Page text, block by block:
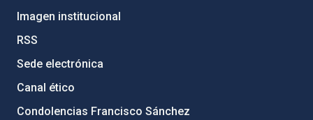
Imagen institucional
RSS
Sede electrónica
Canal ético
Condolencias Francisco Sánchez